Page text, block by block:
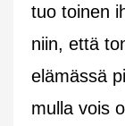
tuo toinen
niin, että
elämässä
mulla vois